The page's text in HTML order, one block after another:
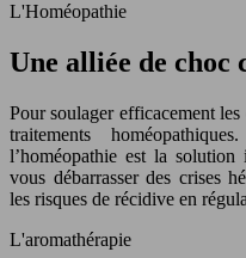
L'Homéopathie
Une alliée de choc
Pour soulager efficacement
traitements
l’homéopathie est la solution
vous débarrasser des crises
les risques de récidive en
L'aromathérapie